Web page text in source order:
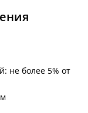
не более 5% от